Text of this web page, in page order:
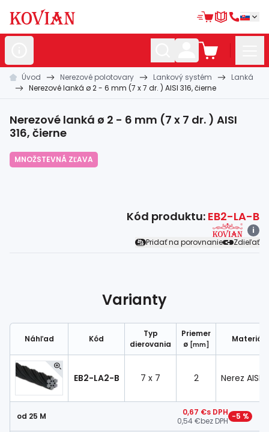
Nerezovépolotovary
Kovanépolotovary
Zábradlia amadlá
Úvod Nerezové polotovary Lankový systém
Lanká
Nerezové lanká ø 2 - 6 mm (7 x 7 dr. ) AISI 316, čierne
Nerezové lanká ø 2 - 6 mm (7 x 7 dr. ) AISI
316, čierne
MNOŽSTEVNÁ ZĽAVA
Kód produktu: EB2-LA-B
i
Pridať na porovnanie
Zdieľať
Varianty
Náhľad Kód
Typ
dierovania
Priemer
ø [mm]
Materiál
EB2-LA2-B 7 x 7 2 Nerez AISI
od 25 M 0,67 €s DPH
0,54 €bez DPH −5 %